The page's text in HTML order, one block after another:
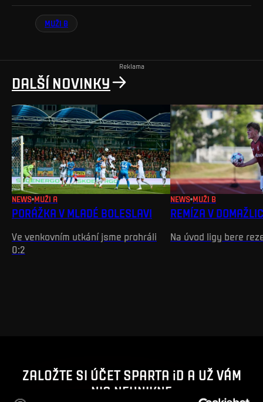
MUŽI B
Reklama
DALŠÍ NOVINKY
NEWS MUŽI A
PORÁŽKA V MLADÉ BOLESLAVI
Ve venkovním utkání jsme prohráli
0:2
NEWS MUŽI B
REMÍZA V
Na úvod ligy bere
ZALOŽTE SI ÚČET SPARTA iD A UŽ VÁM
NIC NEUNIKNE